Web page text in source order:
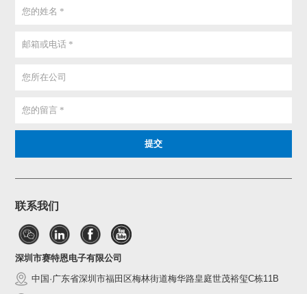
联系我们
深圳市赛特恩电子有限公司
中国·广东省深圳市福田区梅林街道梅华路皇庭世茂裕玺C栋11B